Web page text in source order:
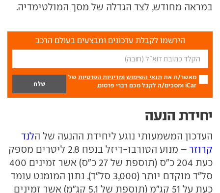
במראה מחודש, לצד הגדלה של מסך המולטימדיה.
הירשמו לקבלת עדכונים ומבצעים בעולם הרכב
מאשר/ת את תנאי השימוש ומדיניות הפרטיות של
iCar ומסכים/ה לקבל מכם דברי פרסום.
יחידת הנעה
העדכון המשמעותי נוגע ליחידת ההנעה של הלנד
קרוזר
– מנוע הטורבו-דיזל בנפח 2.8 ליטרים מספק
כעת 204 כ"ס (תוספת של 27 כ"ס) אשר זמינים 400
סל"ד מוקדם יותר (3,000 סל"ד). נתון המומנט עומד
כעת על 51 קג"מ (תוספת של 5.1 קג"מ) אשר זמינים